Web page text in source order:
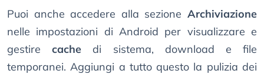
Puoi anche accedere alla sezione Archiviazione
nelle impostazioni di Android per visualizzare e
gestirecache di sistema, download e file
temporanei. Aggiungi a tutto questo la pulizia dei